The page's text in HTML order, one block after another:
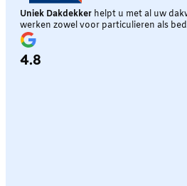
Uniek Dakdekker helpt u met al uw
werken zowel voor particulieren als
4.8